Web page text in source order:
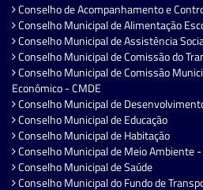
Conselho de Acompanhamento e
Conselho Municipal de Alimentação
Conselho Municipal de Assistência
Conselho Municipal de Comissão do
Conselho Municipal de Comissão
Econômico - CMDE
Conselho Municipal de
Conselho Municipal de Educação
Conselho Municipal de Habitação
Conselho Municipal de Meio Ambiente
Conselho Municipal de Saúde
Conselho Municipal do Fundo de